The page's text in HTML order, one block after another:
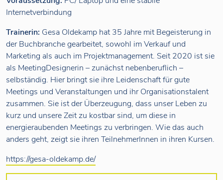
Internetverbindung
Trainerin: Gesa Oldekamp hat 35 Jahre mit Begeisterung in
der Buchbranche gearbeitet, sowohl im Verkauf und
Marketing als auch im Projektmanagement. Seit 2020 ist sie
als MeetingDesignerin – zunächst nebenberuflich –
selbständig. Hier bringt sie ihre Leidenschaft für gute
Meetings und Veranstaltungen und ihr Organisationstalent
zusammen. Sie ist der Überzeugung, dass unser Leben zu
kurz und unsere Zeit zu kostbar sind, um diese in
energieraubenden Meetings zu verbringen. Wie das auch
anders geht, zeigt sie ihren TeilnehmerInnen in ihren Kursen.
https://gesa-oldekamp.de/